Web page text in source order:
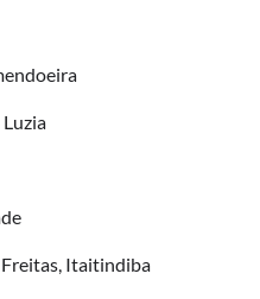
Luzia
Freitas, Itaitindiba